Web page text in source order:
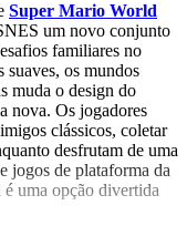
Super Mario World
um novo conjunto
familiares no
os mundos
muda o design do
nova. Os jogadores
clássicos, coletar
desfrutam de uma
jogos de plataforma da
é uma opção divertida